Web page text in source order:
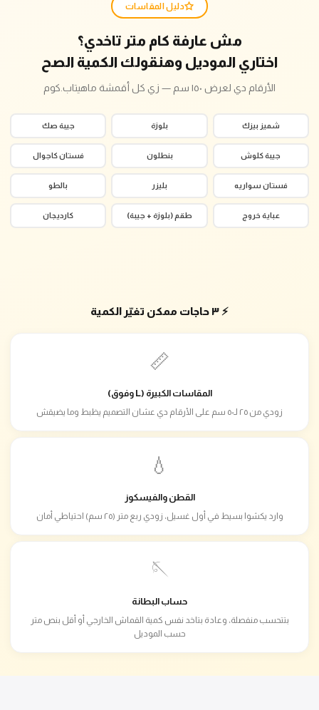
دليل المقاسات
مش عارفة كام متر تاخدي؟
اختاري الموديل وهنقولك الكمية الصح
الأرقام دي لعرض ١٥٠ سم — زي كل أقمشة ماهيتاب.كوم
شميز بيزك بلوزة جيبة صك
جيبة كلوش بنطلون فستان كاجوال
فستان سواريه بليزر بالطو
عباية خروج طقم (بلوزة + جيبة) كارديجان
⚡ ٣ حاجات ممكن تغيّر الكمية
📏
المقاسات الكبيرة (L وفوق)
زودي من ٢٥ لـ٥٠ سم على الأرقام دي عشان التصميم يظبط وما يضيقش
💧
القطن والفيسكوز
وارد يكشوا بسيط في أول غسيل، زودي ربع متر (٢٥ سم) احتياطي أمان
🪡
حساب البطانة
بتتحسب منفصلة، وعادة بتاخد نفس كمية القماش الخارجي أو أقل بنص متر
حسب الموديل